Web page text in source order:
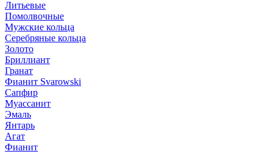
Литьевые
Помолвочные
Мужские кольца
Серебряные кольца
Золото
Бриллиант
Гранат
Фианит Svarowski
Сапфир
Муассанит
Эмаль
Янтарь
Агат
Фианит